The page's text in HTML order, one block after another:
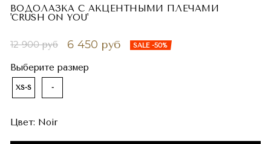
ВОДОЛАЗКА С АКЦЕНТНЫМИ ПЛЕЧАМИ
'CRUSH ON YOU'
12 900 руб 6 450 руб SALE -50%
Выберите размер
XS-S -
Цвет: Noir